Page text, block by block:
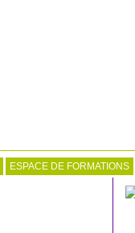
ESPACE DE FORMATIONS